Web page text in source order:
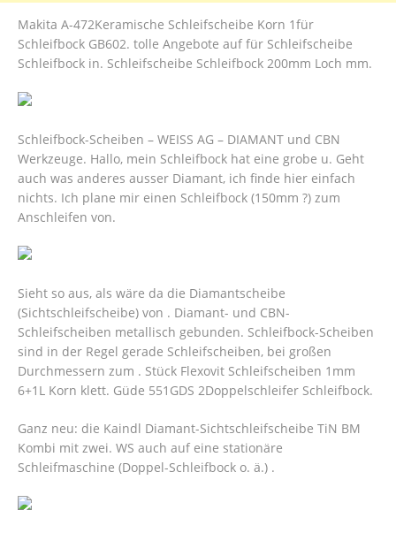
Makita A-472Keramische Schleifscheibe Korn 1für
Schleifbock GB602. tolle Angebote auf für Schleifscheibe
Schleifbock in. Schleifscheibe Schleifbock 200mm Loch mm.
Schleifbock-Scheiben – WEISS AG – DIAMANT und CBN
Werkzeuge. Hallo, mein Schleifbock hat eine grobe u. Geht
auch was anderes ausser Diamant, ich finde hier einfach
nichts. Ich plane mir einen Schleifbock (150mm ?) zum
Anschleifen von.
Sieht so aus, als wäre da die Diamantscheibe
(Sichtschleifscheibe) von . Diamant- und CBN-
Schleifscheiben metallisch gebunden. Schleifbock-Scheiben
sind in der Regel gerade Schleifscheiben, bei großen
Durchmessern zum . Stück Flexovit Schleifscheiben 1mm
6+1L Korn klett. Güde 551GDS 2Doppelschleifer Schleifbock.
Ganz neu: die Kaindl Diamant-Sichtschleifscheibe TiN BM
Kombi mit zwei. WS auch auf eine stationäre
Schleifmaschine (Doppel-Schleifbock o. ä.) .